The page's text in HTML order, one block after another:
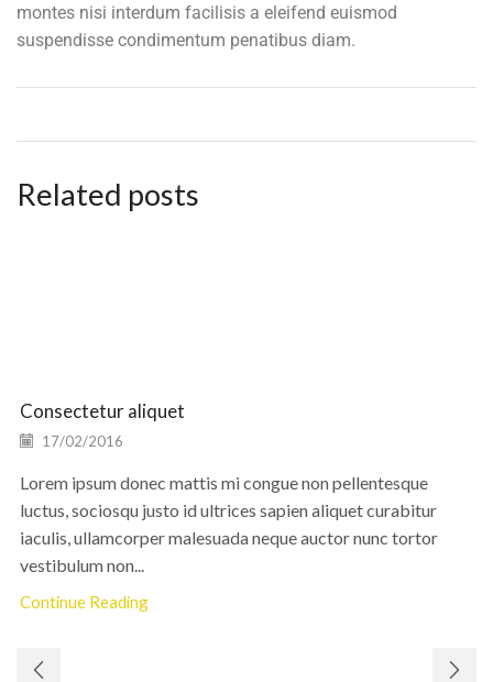
montes nisi interdum facilisis a eleifend euismod
suspendisse condimentum penatibus diam.
Related posts
Consectetur aliquet
17/02/2016
Lorem ipsum donec mattis mi congue non pellentesque
luctus, sociosqu justo id ultrices sapien aliquet curabitur
iaculis, ullamcorper malesuada neque auctor nunc tortor
vestibulum non...
Continue Reading